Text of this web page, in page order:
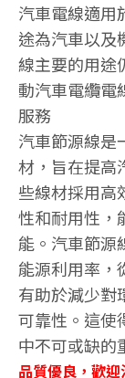
汽車電線適用
途為汽車以及
線主要的用途
動汽車電纜電
服務
汽車節源線是
材，旨在提高
些線材採用高
性和耐用性，
能。汽車節源
能源利用率，
有助於減少對
可靠性。這使
中不可或缺的
品質優良，歡迎